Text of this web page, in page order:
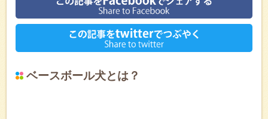
ベースボール犬とは？